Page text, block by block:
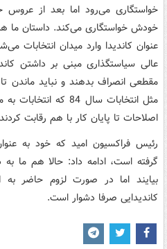
خواستگاری می‌رود اما بعد از
خودش خواستگاری می‌کند. داستان ما
عنوان کاندیدا وارد میدان انتخابات
عالی سیاستگذاری مبنی بر داشتن
مقطعی انصراف بدهند و نباید ماندن
مثل انتخابات سال 84
اصلاحات تا پایان کار با هم رقابت
رئیس فراکسیون امید که خود به
گرفته است، ادامه داد:‌ حالا هم ما
بیایند اما در صورت لزوم حاضر
کاندیدایی صرفا دشوار است.